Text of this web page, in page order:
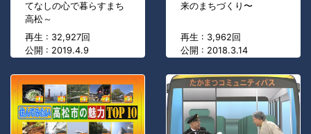
てなしの心で暮らすまち
高松～
再生 : 32,927回
公開 : 2019.4.9
来のまちづくり〜
再生 : 3,962回
公開 : 2018.3.14